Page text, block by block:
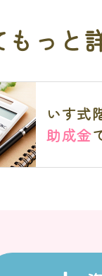
もっと
いす式
助成金